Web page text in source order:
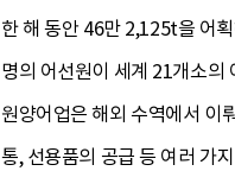
한 해 동안 46만 2,125t을 어
명의 어선원이 세계 21개소의
원양어업은 해외 수역에서 이
통, 선용품의 공급 등 여러 가